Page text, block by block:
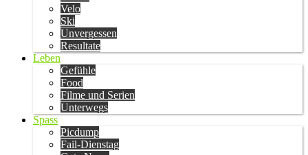
Velo
Ski
Unvergessen
Resultate
Leben
Gefühle
Food
Filme und Serien
Unterwegs
Spass
Picdump
Fail-Dienstag